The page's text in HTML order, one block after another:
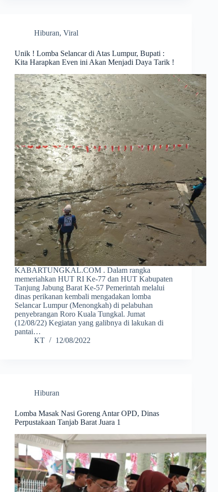
Hiburan, Viral
Unik ! Lomba Selancar di Atas Lumpur, Bupati :
Kita Harapkan Even ini Akan Menjadi Daya Tarik !
KABARTUNGKAL.COM . Dalam rangka
memeriahkan HUT RI Ke-77 dan HUT Kabupaten
Tanjung Jabung Barat Ke-57 Pemerintah melalui
dinas perikanan kembali mengadakan lomba
Selancar Lumpur (Menongkah) di pelabuhan
penyebrangan Roro Kuala Tungkal. Jumat
(12/08/22) Kegiatan yang galibnya di lakukan di
pantai…
KT
12/08/2022
Hiburan
Lomba Masak Nasi Goreng Antar OPD, Dinas
Perpustakaan Tanjab Barat Juara 1